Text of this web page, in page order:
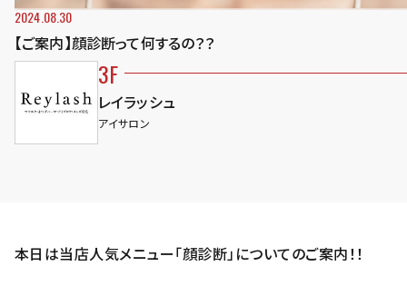
2024.08.30
【ご案内】顔診断って何するの？？
3F
レイラッシュ
アイサロン
本日は当店人気メニュー「顔診断」についてのご案内！！